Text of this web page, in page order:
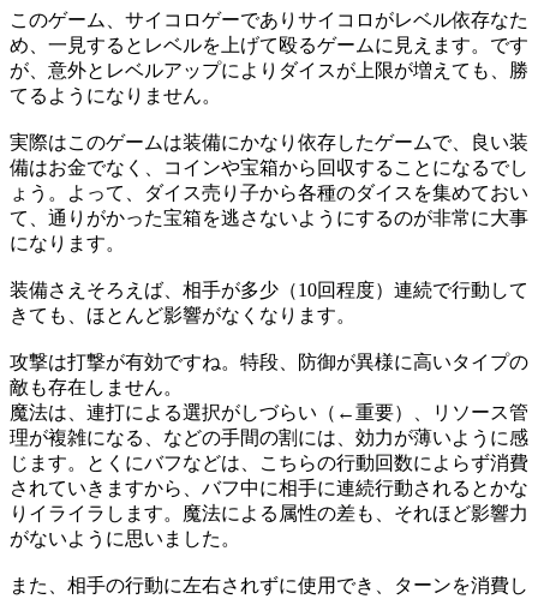
このゲーム、サイコロゲーでありサイコロがレベル依存なた
め、一見するとレベルを上げて殴るゲームに見えます。です
が、意外とレベルアップによりダイスが上限が増えても、勝
てるようになりません。
実際はこのゲームは装備にかなり依存したゲームで、良い装
備はお金でなく、コインや宝箱から回収することになるでし
ょう。よって、ダイス売り子から各種のダイスを集めておい
て、通りがかった宝箱を逃さないようにするのが非常に大事
になります。
装備さえそろえば、相手が多少（10回程度）連続で行動して
きても、ほとんど影響がなくなります。
攻撃は打撃が有効ですね。特段、防御が異様に高いタイプの
敵も存在しません。
魔法は、連打による選択がしづらい（←重要）、リソース管
理が複雑になる、などの手間の割には、効力が薄いように感
じます。とくにバフなどは、こちらの行動回数によらず消費
されていきますから、バフ中に相手に連続行動されるとかな
りイライラします。魔法による属性の差も、それほど影響力
がないように思いました。
また、相手の行動に左右されずに使用でき、ターンを消費し